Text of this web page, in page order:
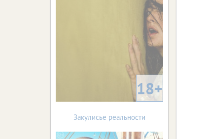
18+
Закулисье реальности